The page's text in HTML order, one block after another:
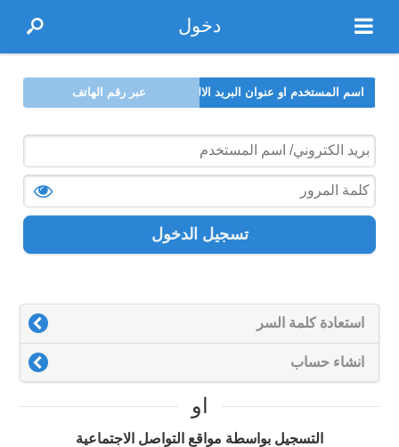
دخول
اسم المستخدم او عنوان البريد الالكتروني عبر رقم الهاتف
تسجيل الدخول
استعادة كلمة السر
انشاء حساب
او
التسجيل بواسطة مواقع التواصل الاجتماعية